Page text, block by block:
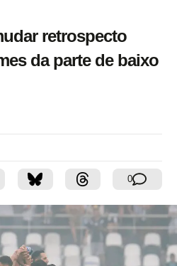
retrospecto
da parte de baixo
0